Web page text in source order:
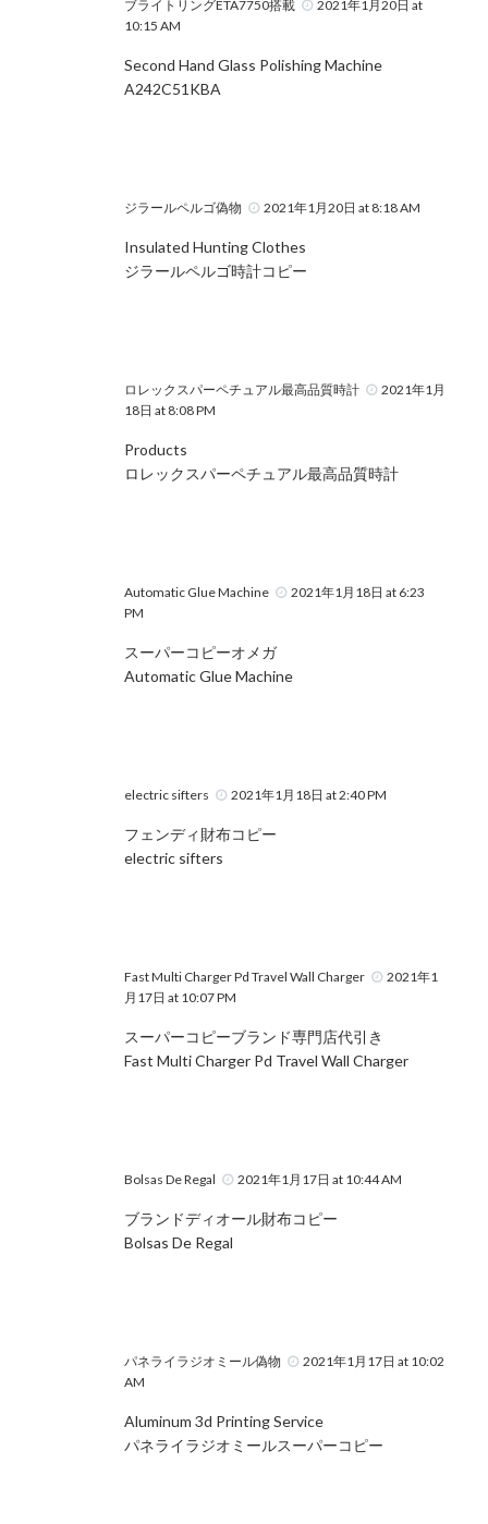
ブライトリングETA7750搭載
2021年1月20日 at
10:15 AM
Second Hand Glass Polishing Machine
A242C51KBA
ジラールペルゴ偽物 2021年1月20日 at 8:18 AM
Insulated Hunting Clothes
ジラールペルゴ時計コピー
ロレックスパーペチュアル最高品質時計
2021年1月
18日 at 8:08 PM
Products
ロレックスパーペチュアル最高品質時計
Automatic Glue Machine
2021年1月18日 at 6:23
PM
スーパーコピーオメガ
Automatic Glue Machine
electric sifters 2021年1月18日 at 2:40 PM
フェンディ財布コピー
electric sifters
Fast Multi Charger Pd Travel Wall Charger
2021年1
月17日 at 10:07 PM
スーパーコピーブランド専門店代引き
Fast Multi Charger Pd Travel Wall Charger
Bolsas De Regal 2021年1月17日 at 10:44 AM
ブランドディオール財布コピー
Bolsas De Regal
パネライラジオミール偽物
2021年1月17日 at 10:02
AM
Aluminum 3d Printing Service
パネライラジオミールスーパーコピー